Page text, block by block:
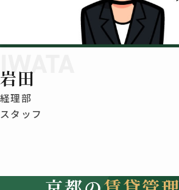
岩田
IWATA
経理部
スタッフ